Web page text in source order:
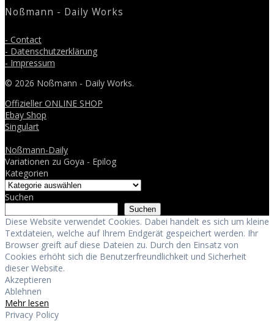
Noßmann - Daily Works
- Contact
- Datenschutzerklärung
- Impressum
© 2026 Noßmann - Daily Works.
Offizieller ONLINE SHOP
Ebay Shop
Singulart
Noßmann-Daily
Variationen zu Goya - Epilog
Kategorien
Suchen
Suchen
Diese Website verwendet Cookies. Dabei handelt es sich um kleine
Textdateien, welche auf Ihrem Endgerät gespeichert werden. Ihr
Browser greift auf diese Dateien zu. Durch den Einsatz von
Cookies erhöht sich die Benutzerfreundlichkeit und Sicherheit
dieser Website.
Akzeptieren
Ablehnen
Mehr lesen
Privacy Policy